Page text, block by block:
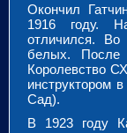
Окончил
1916 году.
отличился.
белых. После
Королевство
инструктором
Сад).
В 1923 году